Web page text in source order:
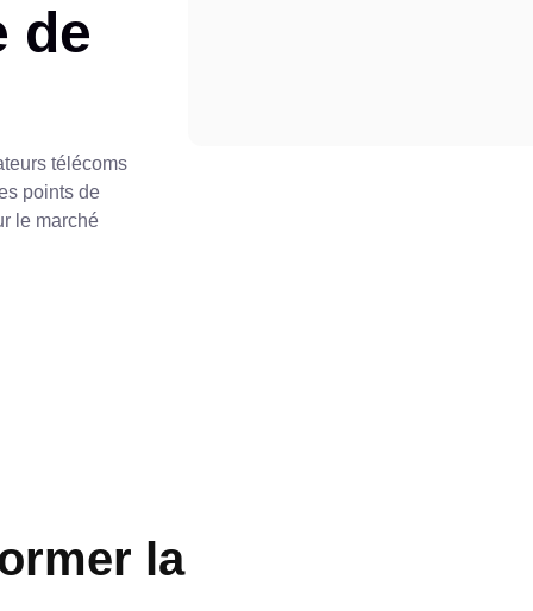
de
télécoms
points de
le marché
la